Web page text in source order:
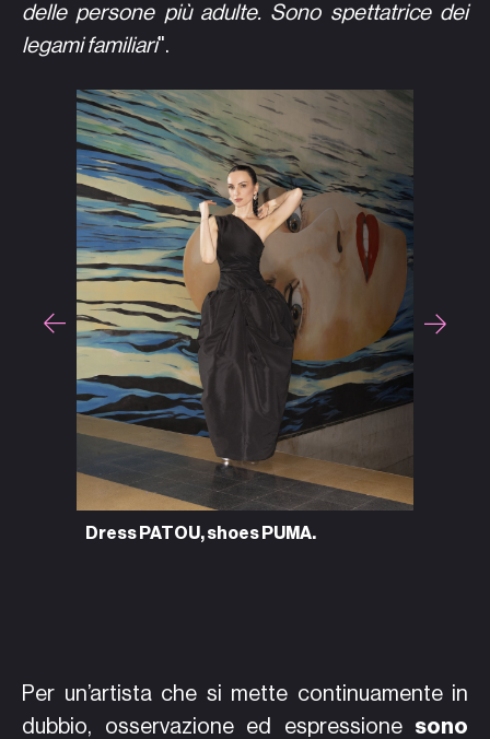
Dress PATOU, shoes PUMA.
delle persone più adulte. Sono spettatrice dei
legami familiari".
Per un’artista che si mette continuamente in
dubbio, osservazione ed espressione sono